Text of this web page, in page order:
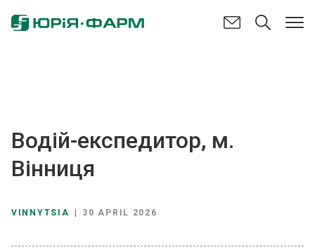
Водій-експедитор, м.
Вінниця
VINNYTSIA 30 APRIL 2026